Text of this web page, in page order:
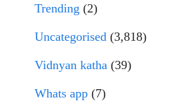
Trending (2)
Uncategorised (3,818)
Vidnyan katha (39)
Whats app (7)